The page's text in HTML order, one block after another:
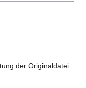
der Originaldatei